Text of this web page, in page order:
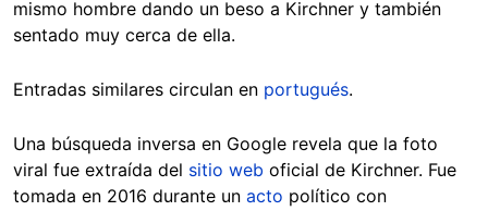
mismo hombre dando un beso a Kirchner y también
sentado muy cerca de ella.
Entradas similares circulan en portugués.
Una búsqueda inversa en Google revela que la foto
viral fue extraída del sitio web oficial de Kirchner. Fue
tomada en 2016 durante un acto político con